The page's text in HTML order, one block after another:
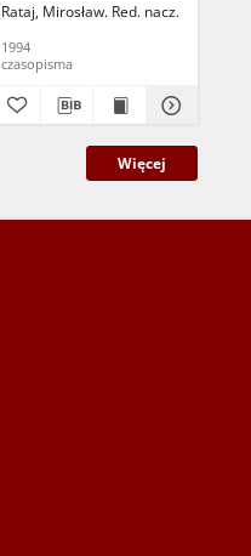
Rataj, Mirosław. Red. nacz.
1994
czasopisma
Więcej